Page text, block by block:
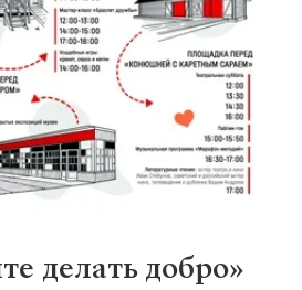
делать добро»